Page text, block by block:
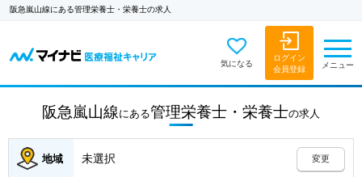
阪急嵐山線にある管理栄養士・栄養士の求人
気になる
ログイン
会員登録
メニュー
阪急嵐山線 にある管理栄養士・栄養士の求人
地域 未選択 変更